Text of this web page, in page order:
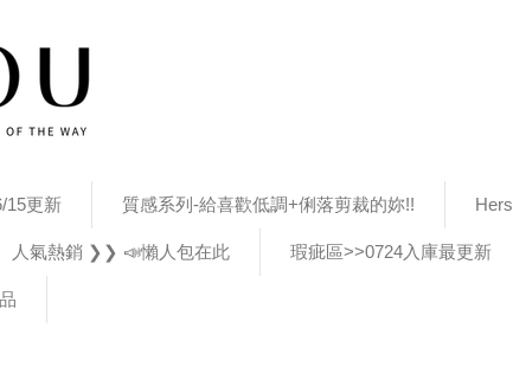
15更新 質感系列-給喜歡低調+俐落剪裁的妳!! Hers
人氣熱銷 ❯❯ 📣懶人包在此 瑕疵區>>0724入庫最更新